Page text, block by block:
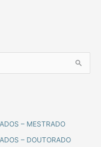
– MESTRADO
– DOUTORADO